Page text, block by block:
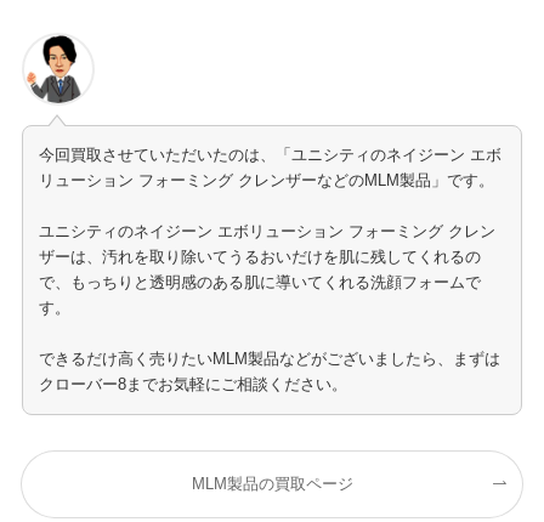
今回買取させていただいたのは、「ユニシティのネイジーン エボ
リューション フォーミング クレンザーなどのMLM製品」です。
ユニシティのネイジーン エボリューション フォーミング クレン
ザーは、汚れを取り除いてうるおいだけを肌に残してくれるの
で、もっちりと透明感のある肌に導いてくれる洗顔フォームで
す。
できるだけ高く売りたいMLM製品などがございましたら、まずは
クローバー8までお気軽にご相談ください。
MLM製品の買取ページ